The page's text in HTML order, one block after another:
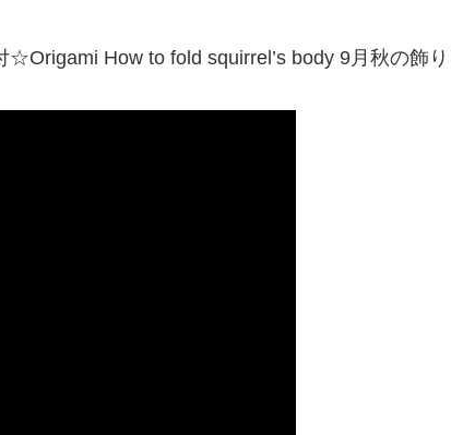
How to fold squirrel’s body 9月秋の飾り